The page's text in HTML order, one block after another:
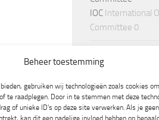
Beheer toestemming
gebruiken wij technologieën zoals cookies
te raadplegen. Door in te stemmen met deze
of unieke ID's op deze site verwerken. Als je
kan dit een nadelige invloed hebben op
IOC International
Committee 0